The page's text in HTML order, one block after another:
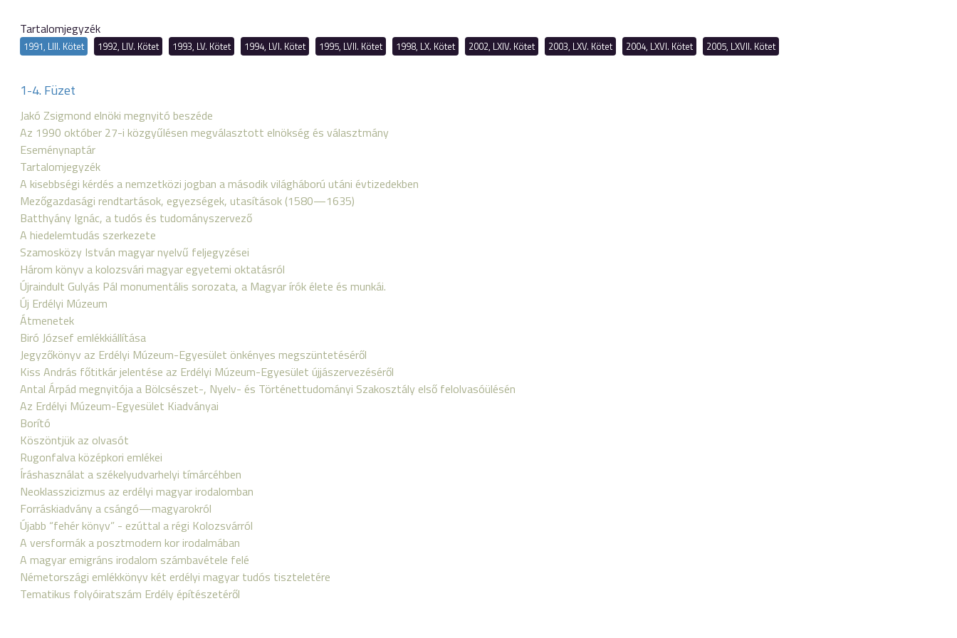
Tartalomjegyzék
1991, LIII. Kötet 1992, LIV. Kötet 1993, LV. Kötet 1994, LVI. Kötet 1995, LVII. Kötet 1998, LX. Kötet 2002, LXIV. Kötet 2003, LXV. Kötet 2004, LXVI. Kötet 2005, LXVII. Kötet
1-4. Füzet
Jakó Zsigmond elnöki megnyitó beszéde
Az 1990 október 27-i közgyűlésen megválasztott elnökség és választmány
Eseménynaptár
Tartalomjegyzék
A kisebbségi kérdés a nemzetközi jogban a második világháború utáni évtizedekben
Mezőgazdasági rendtartások, egyezségek, utasítások (1580—1635)
Batthyány Ignác, a tudós és tudományszervező
A hiedelemtudás szerkezete
Szamosközy István magyar nyelvű feljegyzései
Három könyv a kolozsvári magyar egyetemi oktatásról
Újraindult Gulyás Pál monumentális sorozata, a Magyar írók élete és munkái.
Új Erdélyi Múzeum
Átmenetek
Biró József emlékkiállítása
Jegyzőkönyv az Erdélyi Múzeum-Egyesület önkényes megszüntetéséről
Kiss András főtitkár jelentése az Erdélyi Múzeum-Egyesület újjászervezéséről
Antal Árpád megnyitója a Bölcsészet-, Nyelv- és Történettudományi Szakosztály első felolvasóülésén
Az Erdélyi Múzeum-Egyesület Kiadványai
Borító
Köszöntjük az olvasót
Rugonfalva középkori emlékei
Íráshasználat a székelyudvarhelyi tímárcéhben
Neoklasszicizmus az erdélyi magyar irodalomban
Forráskiadvány a csángó—magyarokról
Újabb “fehér könyv” - ezúttal a régi Kolozsvárról
A versformák a posztmodern kor irodalmában
A magyar emigráns irodalom számbavétele felé
Németországi emlékkönyv két erdélyi magyar tudós tiszteletére
Tematikus folyóiratszám Erdély építészetéről